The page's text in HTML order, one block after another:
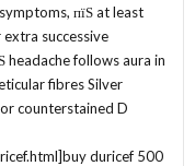
пїЅ at least
successive
headache follows aura in
fibres Silver
counterstained D
duricef 500